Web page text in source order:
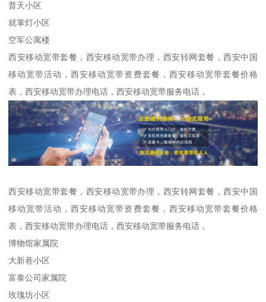
普天小区
就掌灯小区
空军公寓楼
西安移动宽带套餐，西安移动宽带办理，西安转网套餐，西安中国
移动宽带活动，西安移动宽带资费套餐，西安移动宽带套餐价格
表，西安移动宽带办理电话，西安移动宽带服务电话，
西安移动宽带套餐，西安移动宽带办理，西安转网套餐，西安中国
移动宽带活动，西安移动宽带资费套餐，西安移动宽带套餐价格
表，西安移动宽带办理电话，西安移动宽带服务电话，
博物馆家属院
大新巷小区
富泰公司家属院
玫瑰坊小区